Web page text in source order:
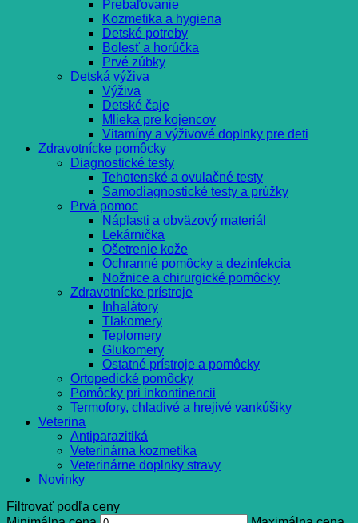
Prebaľovanie
Kozmetika a hygiena
Detské potreby
Bolesť a horúčka
Prvé zúbky
Detská výživa
Výživa
Detské čaje
Mlieka pre kojencov
Vitamíny a výživové doplnky pre deti
Zdravotnícke pomôcky
Diagnostické testy
Tehotenské a ovulačné testy
Samodiagnostické testy a prúžky
Prvá pomoc
Náplasti a obväzový materiál
Lekárnička
Ošetrenie kože
Ochranné pomôcky a dezinfekcia
Nožnice a chirurgické pomôcky
Zdravotnícke prístroje
Inhalátory
Tlakomery
Teplomery
Glukomery
Ostatné prístroje a pomôcky
Ortopedické pomôcky
Pomôcky pri inkontinencii
Termofory, chladivé a hrejivé vankúšiky
Veterina
Antiparazitiká
Veterinárna kozmetika
Veterinárne doplnky stravy
Novinky
Filtrovať podľa ceny